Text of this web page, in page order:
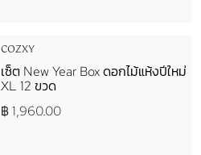
COZXY
เซ็ต New Year Box ดอกไม้แห้งปีใหม่
XL 12 ขวด
฿ 1,960.00